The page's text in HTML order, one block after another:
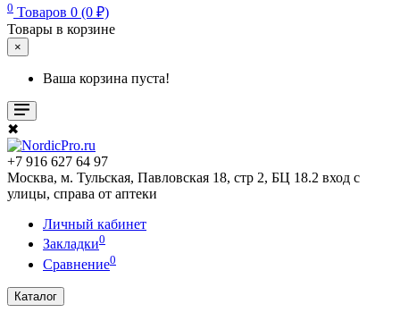
0 Товаров 0 (0 ₽)
Товары в корзине
×
Ваша корзина пуста!
✖
+7 916 627 64 97
Москва, м. Тульская, Павловская 18, стр 2, БЦ 18.2 вход с
улицы, справа от аптеки
Личный кабинет
Закладки0
Сравнение0
Каталог